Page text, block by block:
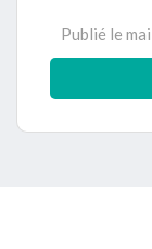
Publié le